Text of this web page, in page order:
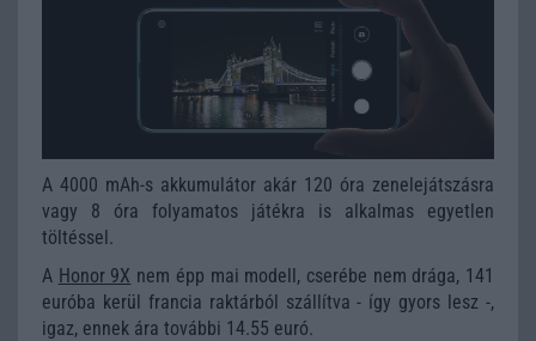
A 4000 mAh-s akkumulátor akár 120 óra zenelejátszásra
vagy 8 óra folyamatos játékra is alkalmas egyetlen
töltéssel.
A Honor 9X nem épp mai modell, cserébe nem drága, 141
euróba kerül francia raktárból szállítva - így gyors lesz -,
igaz, ennek ára további 14.55 euró.